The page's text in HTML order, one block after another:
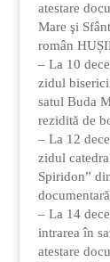
atestare
Mare şi
român
– La 10
zidul
satul Buda
rezidită de
– La 12
zidul
Spiridon”
– La 14
intrarea în
atestare